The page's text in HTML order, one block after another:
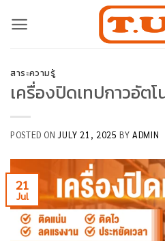
สาระความรู้
เครื่องปิดเทปกาวอัต
POSTED ONJULY 21, 2025 BYADMIN
21
Jul